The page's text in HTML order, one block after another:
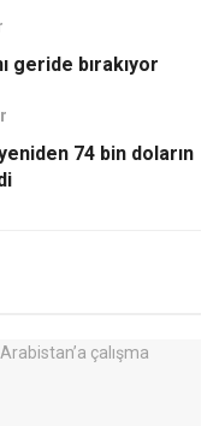
geride bırakıyor
74 bin doların